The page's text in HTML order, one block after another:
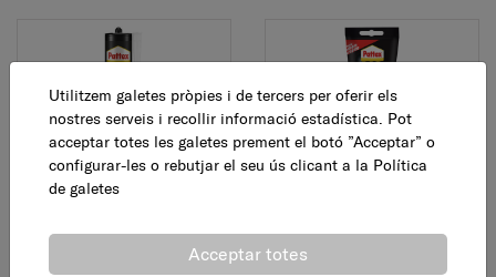
Adhesiu de muntatge
tot, 446 g
AFEGEIX
Utilitzem galetes pròpies i de tercers per oferir els
nostres serveis i recollir informació estadística. Pot
acceptar totes les galetes prement el botó ”Acceptar” o
configurar-les o rebutjar el seu ús clicant a la Política
de galetes
Acceptar totes